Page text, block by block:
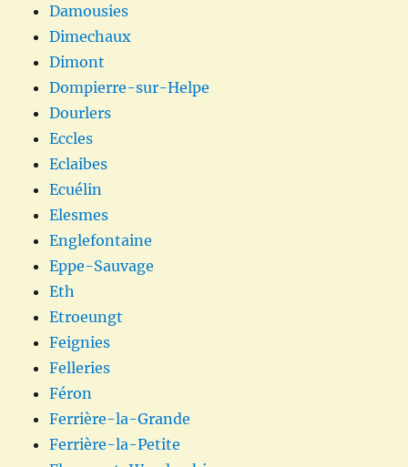
Damousies
Dimechaux
Dimont
Dompierre-sur-Helpe
Dourlers
Eccles
Eclaibes
Ecuélin
Elesmes
Englefontaine
Eppe-Sauvage
Eth
Etroeungt
Feignies
Felleries
Féron
Ferrière-la-Grande
Ferrière-la-Petite